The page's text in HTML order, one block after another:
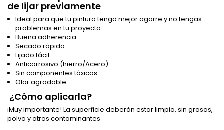
de lijar previamente
Ideal para que tu pintura tenga mejor agarre y no tengas
problemas en tu proyecto
Buena adherencia
Secado rápido
Lijado fácil
Anticorrosivo (hierro/Acero)
Sin componentes tóxicos
Olor agradable
¿Cómo aplicarla?
¡Muy importante! La superficie deberán estar limpia, sin grasas,
polvo y otros contaminantes